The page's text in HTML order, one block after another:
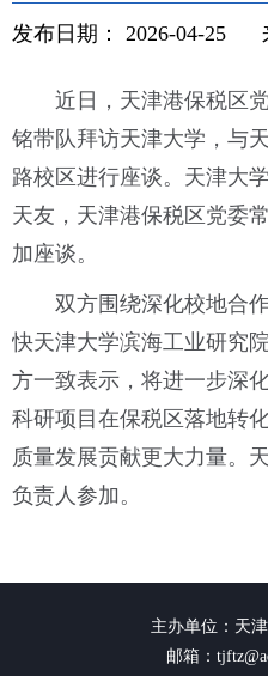
发布日期： 2026-04-25
近日，天津港保税区
铭带队拜访天津大学，与
路校区进行座谈。天津大
天友，天津港保税区党委
加座谈。
双方围绕深化校地合
快天津大学滨海工业研究
方一致表示，将进一步深
科研项目在保税区落地转
质量发展贡献更大力量。
负责人参加。
主办单位：天
邮箱：